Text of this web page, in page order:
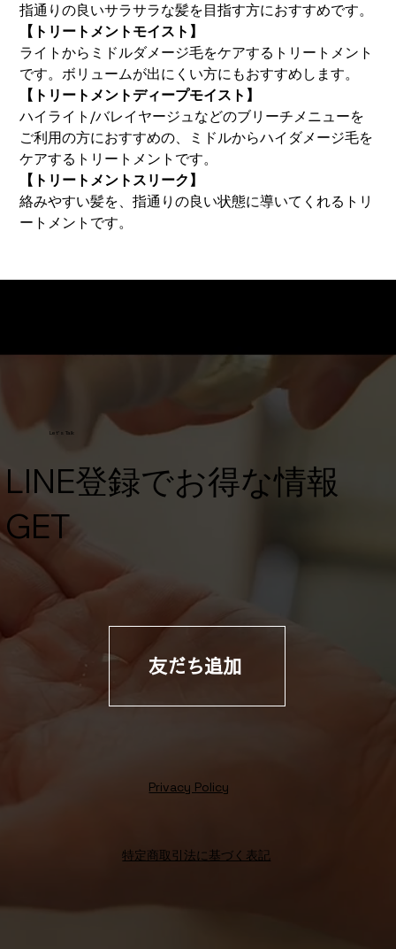
指通りの良いサラサラな髪を目指す方におすすめです。
【トリートメントモイスト】
ライトからミドルダメージ毛をケアするトリートメント
です。ボリュームが出にくい方にもおすすめします。
【トリートメントディープモイスト】
ハイライト/バレイヤージュなどのブリーチメニューを
ご利用の方におすすめの、ミドルからハイダメージ毛を
ケアするトリートメントです。
【トリートメントスリーク】
絡みやすい髪を、指通りの良い状態に導いてくれるトリ
ートメントです。
Privacy Policy
Let's Talk
​LINE登録でお得な情報
GET
友だち追加
特定商取引法に基づく表記